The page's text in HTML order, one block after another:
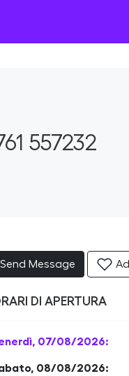
557232
Send Message
DI APERTURA
07/08/2026:
08/08/2026: